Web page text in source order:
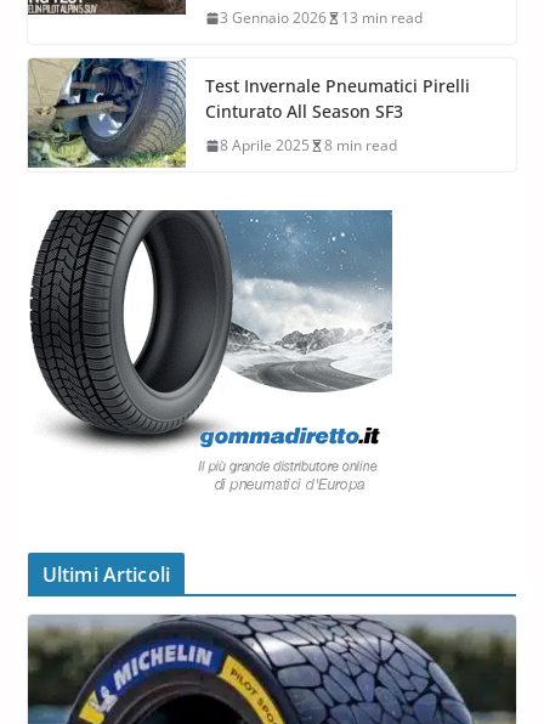
3 Gennaio 2026 13 min read
Test Invernale Pneumatici Pirelli
Cinturato All Season SF3
8 Aprile 2025 8 min read
Ultimi Articoli